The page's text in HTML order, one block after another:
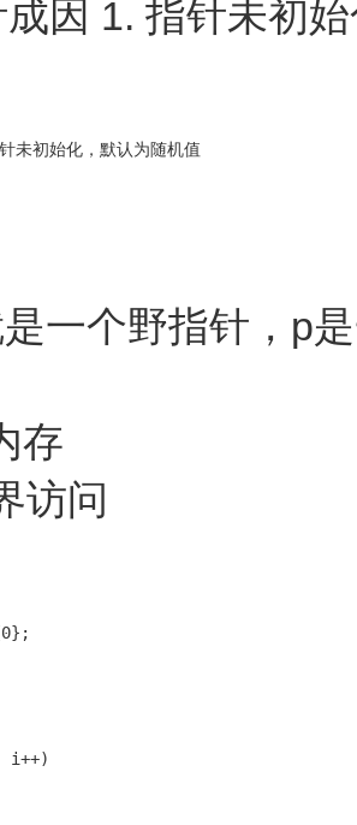
因 1. 指针未初
初始化，默认为随机值
一个野指针，p
存
访问
i++)